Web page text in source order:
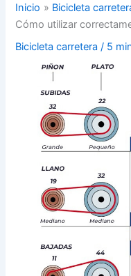
Inicio
Bicicleta
Cómo utilizar
Bicicleta carretera / 5